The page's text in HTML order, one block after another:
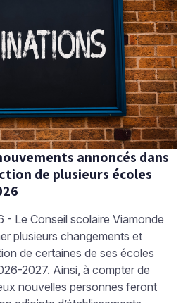
annoncés dans
de plusieurs écoles
- Le Conseil scolaire Viamonde
plusieurs changements et
de certaines de ses écoles
2027. Ainsi, à compter de
nouvelles personnes feront